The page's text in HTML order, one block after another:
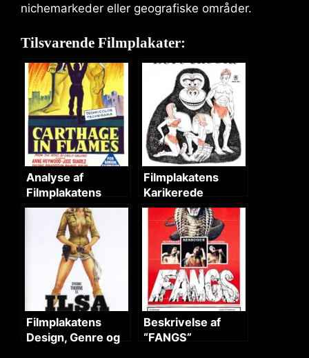
nichemarkeder eller geografiske områder.
Tilsvarende Filmplakater:
Analyse af
Filmplakatens
Visuelle og
Tematiske
Elementer
Filmplakatens
Karikerede
Jungle-Eventyr
Filmplakatens
Design, Genre og
Beskrivelse af
“FANGS”